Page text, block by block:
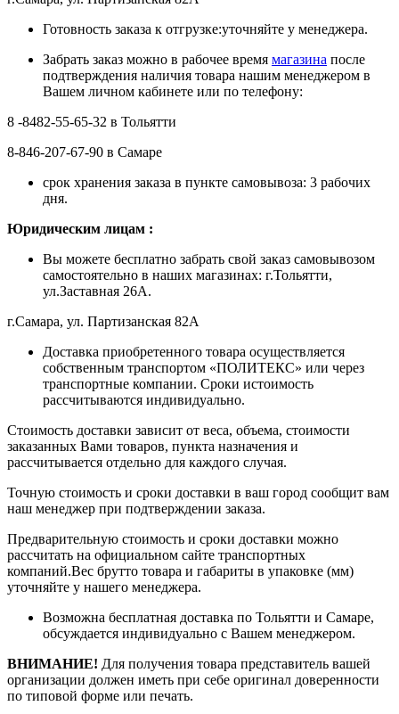
Готовность заказа к отгрузке:уточняйте у менеджера.
Забрать заказ можно в рабочее время магазина после
подтверждения наличия товара нашим менеджером в
Вашем личном кабинете или по телефону:
8 -8482-55-65-32 в Тольятти
8-846-207-67-90 в Самаре
срок хранения заказа в пункте самовывоза: 3 рабочих
дня.
Юридическим лицам :
Вы можете бесплатно забрать свой заказ самовывозом
самостоятельно в наших магазинах: г.Тольятти,
ул.Заставная 26А.
г.Самара, ул. Партизанская 82А
Доставка приобретенного товара осуществляется
собственным транспортом «ПОЛИТЕКС» или через
транспортные компании. Сроки истоимость
рассчитываются индивидуально.
Стоимость доставки зависит от веса, объема, стоимости
заказанных Вами товаров, пункта назначения и
рассчитывается отдельно для каждого случая.
Точную стоимость и сроки доставки в ваш город сообщит вам
наш менеджер при подтверждении заказа.
Предварительную стоимость и сроки доставки можно
рассчитать на официальном сайте транспортных
компаний.Вес брутто товара и габариты в упаковке (мм)
уточняйте у нашего менеджера.
Возможна бесплатная доставка по Тольятти и Самаре,
обсуждается индивидуально с Вашем менеджером.
ВНИМАНИЕ! Для получения товара представитель вашей
организации должен иметь при себе оригинал доверенности
по типовой форме или печать.